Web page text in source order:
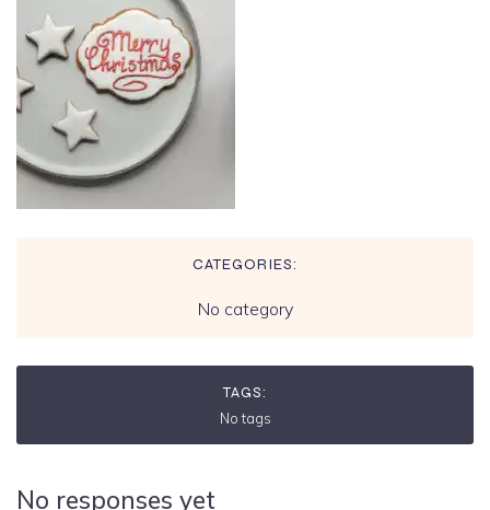
CATEGORIES:
No category
TAGS:
No tags
No responses yet